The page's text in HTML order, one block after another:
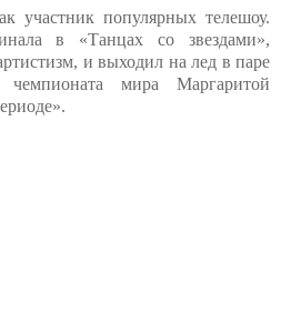
участник популярных телешоу.
в «Танцах со звездами»,
и выходил на лед в паре
чемпионата мира Маргаритой